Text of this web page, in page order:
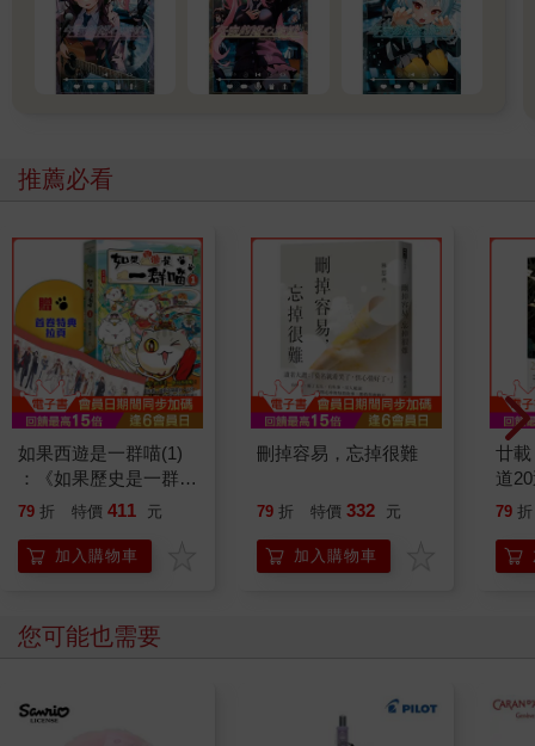
推薦必看
如果西遊是一群喵(1)
：《如果歷史是一群
喵》作者最新力作，附
79 折 特價 411 元
加入購物車
刪掉容易，忘掉很難
79 折 特價 332 元
加入購物車
廿
道
79 折
您可能也需要